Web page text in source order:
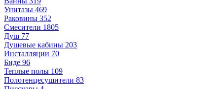
Унитазы 469
Раковины 352
Смесители 1805
Душ 77
Душевые кабины 203
Инсталляции 70
Биде 96
Теплые полы 109
Полотенцесушители 83